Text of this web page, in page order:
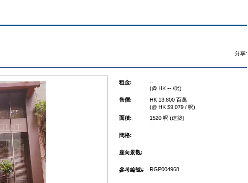
分享:
租金:
--
(@ HK -- /呎)
售價:
HK 13.800 百萬
(@ HK $9,079 / 呎)
面積:
1520 呎 (建築)
--
間格:
座向景觀:
參考編號# RGP004968